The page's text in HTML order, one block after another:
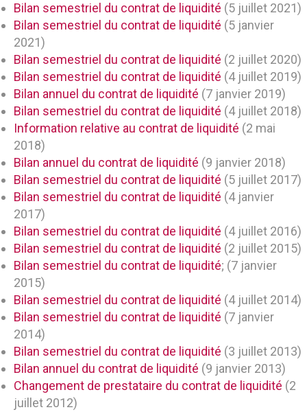
Bilan semestriel du contrat de liquidité (5 juillet 2021)
Bilan semestriel du contrat de liquidité (5 janvier
2021)
Bilan semestriel du contrat de liquidité (2 juillet 2020)
Bilan semestriel du contrat de liquidité (4 juillet 2019)
Bilan annuel du contrat de liquidité (7 janvier 2019)
Bilan semestriel du contrat de liquidité (4 juillet 2018)
Information relative au contrat de liquidité (2 mai
2018)
Bilan annuel du contrat de liquidité (9 janvier 2018)
Bilan semestriel du contrat de liquidité (5 juillet 2017)
Bilan semestriel du contrat de liquidité (4 janvier
2017)
Bilan semestriel du contrat de liquidité (4 juillet 2016)
Bilan semestriel du contrat de liquidité (2 juillet 2015)
Bilan semestriel du contrat de liquidité; (7 janvier
2015)
Bilan semestriel du contrat de liquidité (4 juillet 2014)
Bilan semestriel du contrat de liquidité (7 janvier
2014)
Bilan semestriel du contrat de liquidité (3 juillet 2013)
Bilan annuel du contrat de liquidité (9 janvier 2013)
Changement de prestataire du contrat de liquidité (2
juillet 2012)